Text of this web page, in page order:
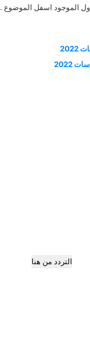
الموجود اسفل الموضوع .
2022
التردد من هنا